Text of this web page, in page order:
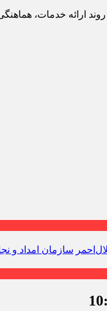
روند ارائه خدمات،
سازمان امداد و